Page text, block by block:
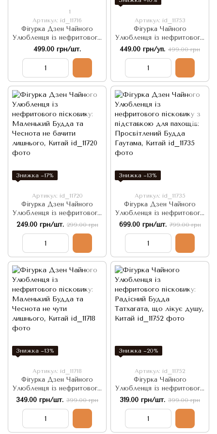
1
Артикул: id_11716
Фігурка Дзен Чайного
Улюбленця із нефритового
пісковику: Три
Просвітлених Монахи та
Благословіння Кшітігарбхи,
499.00 грн/шт.
Артикул: id_11753
Фігурка Чайного
Улюбленця із нефритового
пісковику: Пара Левів, що
захищають від негативної
енергії та залучають удачу,
449.00 грн/уп. 499.00 грн
Знижка −17%
Артикул: id_11720
Фігурка Дзен Чайного
Улюбленця із нефритового
пісковику: Маленький
Будда та Чеснота не
бачити лишнього, Китай
249.00 грн/шт. 299.00 грн
Знижка −13%
Артикул: id_11735
Фігурка Дзен Чайного
Улюбленця із нефритового
пісковику з підставкою для
пахощів: Просвітлений
Будда Гаутама, Китай
699.00 грн/шт. 799.00 грн
Знижка −13%
Артикул: id_11718
Фігурка Дзен Чайного
Улюбленця із нефритового
пісковику: Маленький
Будда та Чеснота не чути
лишнього, Китай
349.00 грн/шт. 399.00 грн
Знижка −20%
Артикул: id_11752
Фігурка Чайного
Улюбленця із нефритового
пісковику: Радісний Будда
Татхагата, що лікує душу,
319.00 грн/шт. 399.00 грн